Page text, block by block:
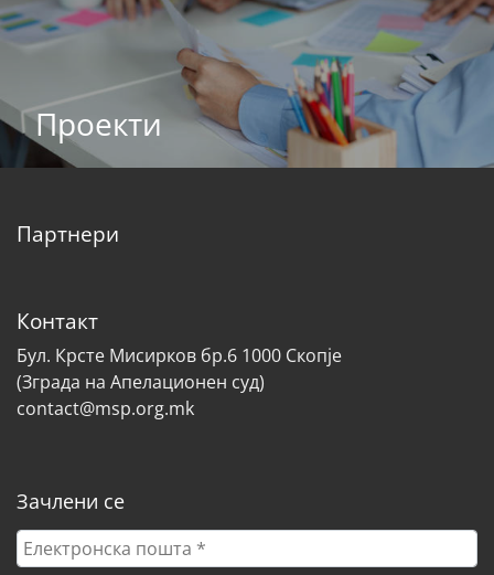
Проекти
Партнери
Контакт
Бул. Крсте Мисирков бр.6 1000 Скопје
(Зграда на Апелационен суд)
contact@msp.org.mk
Зачлени се
Електронска
пошта